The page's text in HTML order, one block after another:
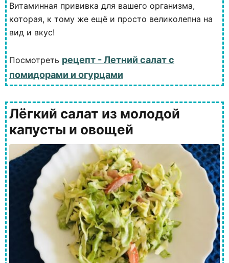
Витаминная прививка для вашего организма,
которая, к тому же ещё и просто великолепна на
вид и вкус!
Посмотреть рецепт - Летний салат с
помидорами и огурцами
Лёгкий салат из молодой
капусты и овощей